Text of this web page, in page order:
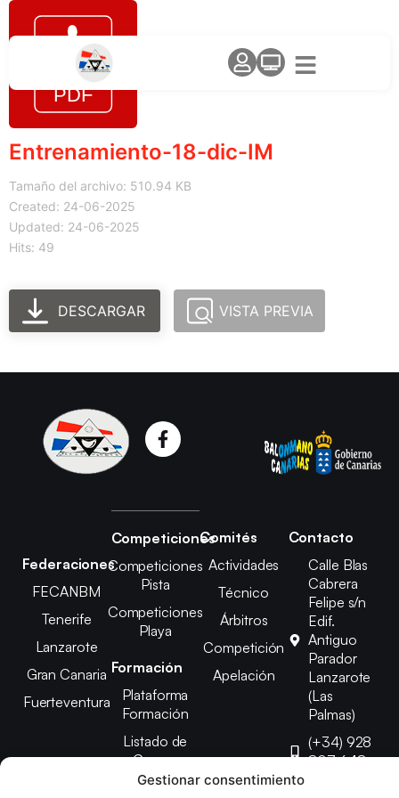
Gestionar consentimiento
Entrenamiento-18-dic-IM
Tamaño del archivo: 510.94 KB
Created: 24-06-2025
Updated: 24-06-2025
Hits: 49
DESCARGAR VISTA PREVIA
Federaciones
FECANBM
Tenerife
Lanzarote
Gran Canaria
Fuerteventura
Competiciones
Competiciones
Pista
Competiciones
Playa
Formación
Plataforma
Formación
Listado de
Cursos
Comités
Actividades
Técnico
Árbitros
Competición
Apelación
Contacto
Calle Blas
Cabrera
Felipe s/n
Edif.
Antiguo
Parador
Lanzarote
(Las
Palmas)
(+34) 928
807 648